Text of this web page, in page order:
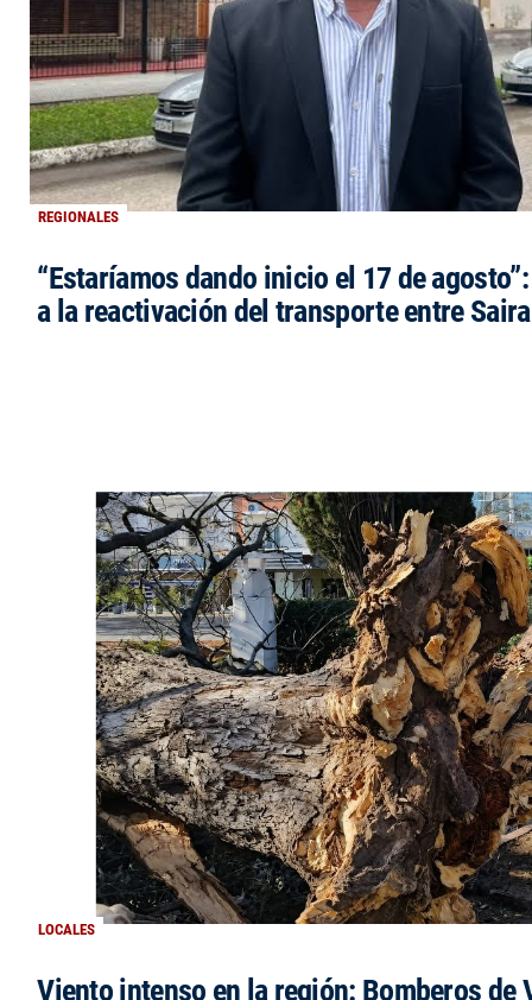
REGIONALES
“Estaríamos dando inicio el 17 de
a la reactivación del transporte entre
LOCALES
Viento intenso en la región: Bomberos de